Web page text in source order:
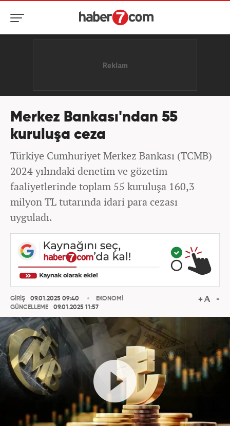
Merkez Bankası'ndan 55
kuruluşa ceza
Türkiye Cumhuriyet Merkez Bankası (TCMB)
2024 yılındaki denetim ve gözetim
faaliyetlerinde toplam 55 kuruluşa 160,3
milyon TL tutarında idari para cezası
uyguladı.
GİRİŞ
09.01.2025 09:40
GÜNCELLEME
09.01.2025 11:57
EKONOMİ